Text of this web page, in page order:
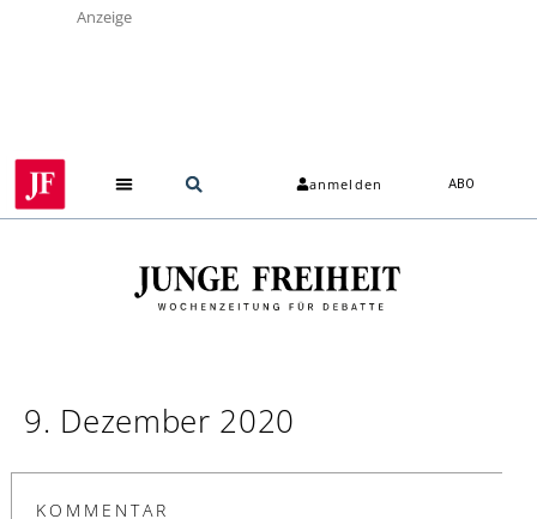
Anzeige
anmelden ABO
9. Dezember 2020
KOMMENTAR